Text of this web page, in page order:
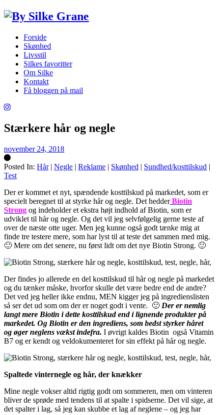
Forside
Skønhed
Livsstil
Silkes favoritter
Om Silke
Kontakt
Få bloggen på mail
Stærkere hår og negle
november 24, 2018
Posted In: Hår| Negle | Reklame | Skønhed | Sundhed/kosttilskud |
Test
Der er kommet et nyt, spændende kosttilskud på markedet, som er
specielt beregnet til at styrke hår og negle. Det hedder Biotin
Strong og indeholder et ekstra højt indhold af Biotin, som er
udviklet til hår og negle. Og det vil jeg selvfølgelig gerne teste af
over de næste otte uger. Men jeg kunne også godt tænke mig at
finde tre testere mere, som har lyst til at teste det sammen med mig.
🙂 Mere om det senere, nu først lidt om det nye Biotin Strong. 🙂
Der findes jo allerede en del kosttilskud til hår og negle på markedet
og du tænker måske, hvorfor skulle det være bedre end de andre?
Det ved jeg heller ikke endnu, MEN kigger jeg på ingredienslisten
så ser det ud som om der er noget godt i vente. 🙂 Der er nemlig
langt mere Biotin i dette kosttilskud end i lignende produkter på
markedet. Og Biotin er den ingrediens, som bedst styrker håret
og øger neglens vækst indefra. I øvrigt kaldes Biotin også Vitamin
B7 og er kendt og veldokumenteret for sin effekt på hår og negle.
Spaltede vinternegle og hår, der knækker
Mine negle vokser altid rigtig godt om sommeren, men om vinteren
bliver de sprøde med tendens til at spalte i spidserne. Det vil sige, at
det spalter i lag, så jeg kan skubbe et lag af neglene – og jeg har